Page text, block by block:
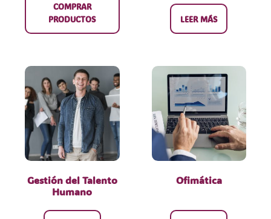
COMPRAR
PRODUCTOS
LEER MÁS
Gestión del Talento
Humano
Ofimática